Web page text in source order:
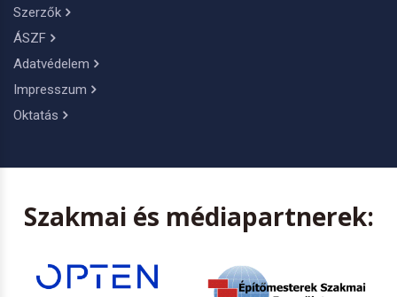
Szerzők
ÁSZF
Adatvédelem
Impresszum
Oktatás
Szakmai és médiapartnerek: